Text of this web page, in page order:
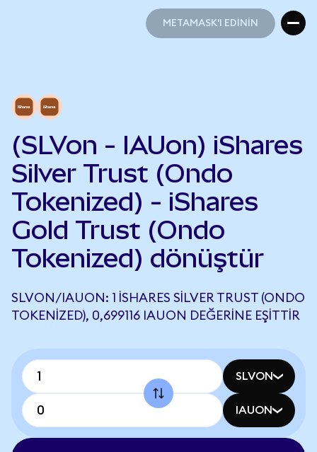
METAMASK'I EDİNİN
(SLVon - IAUon) iShares
Silver Trust (Ondo
Tokenized) - iShares
Gold Trust (Ondo
Tokenized) dönüştür
SLVON/IAUON: 1 ISHARES SILVER TRUST (ONDO
TOKENIZED), 0,699116 IAUON DEĞERINE EŞITTIR
SLVON
IAUON